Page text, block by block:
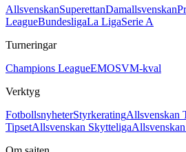
AllsvenskanSuperettanDamallsvenskan
LeagueBundesligaLa LigaSerie A
Turneringar
Champions LeagueEMOSVM-kval
Verktyg
FotbollsnyheterStyrkeratingAllsvenskan
TipsetAllsvenskan Skytteliga